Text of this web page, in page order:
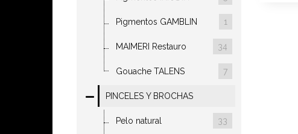
Pigmentos GAMBLIN 1
MAIMERI Restauro 34
Gouache TALENS 7
PINCELES Y BROCHAS
Pelo natural 33